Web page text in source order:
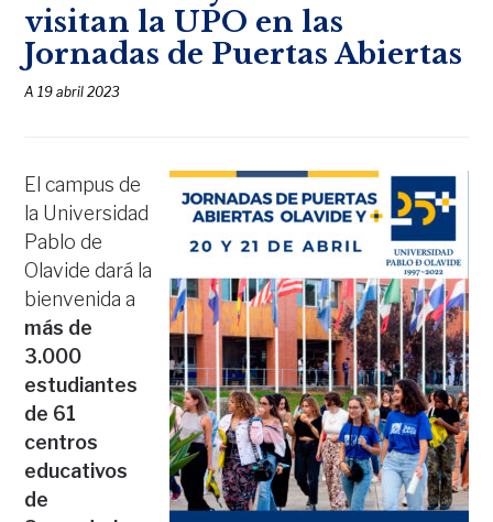
visitan la UPO en las
Jornadas de Puertas Abiertas
A19 abril 2023
El campus de
la Universidad
Pablo de
Olavide dará la
bienvenida a
más de
3.000
estudiantes
de 61
centros
educativos
de